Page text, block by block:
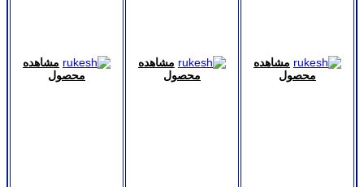
مشاهده
محصول
مشاهده
محصول
مشاهده
محصول